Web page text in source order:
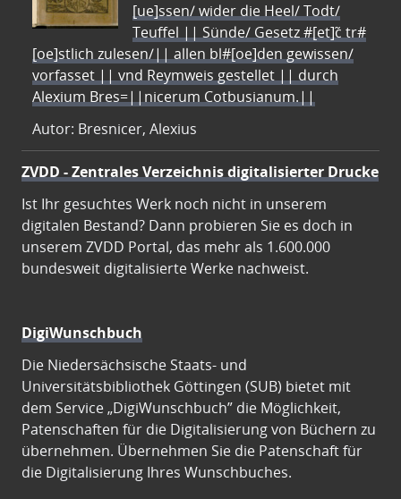
[ue]ssen/ wider die Heel/ Todt/
Teuffel || Sünde/ Gesetz #[et]c̃ tr#
[oe]stlich zulesen/|| allen bl#[oe]den gewissen/
vorfasset || vnd Reymweis gestellet || durch
Alexium Bres=||nicerum Cotbusianum.||
Autor: Bresnicer, Alexius
ZVDD - Zentrales Verzeichnis digitalisierter Drucke
Ist Ihr gesuchtes Werk noch nicht in unserem
digitalen Bestand? Dann probieren Sie es doch in
unserem ZVDD Portal, das mehr als 1.600.000
bundesweit digitalisierte Werke nachweist.
DigiWunschbuch
Die Niedersächsische Staats- und
Universitätsbibliothek Göttingen (SUB) bietet mit
dem Service „DigiWunschbuch” die Möglichkeit,
Patenschaften für die Digitalisierung von Büchern zu
übernehmen. Übernehmen Sie die Patenschaft für
die Digitalisierung Ihres Wunschbuches.